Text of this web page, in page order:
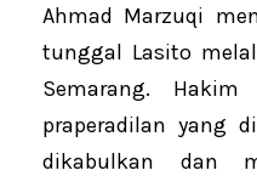
Ahmad Marzuqi
tunggal Lasito
Semarang.
praperadilan yang
dikabulkan dan